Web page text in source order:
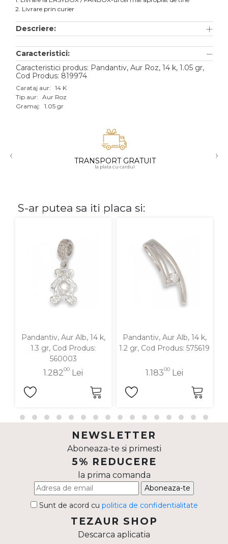
Pandantive
Accesorii
Aur galben
Aur alb
Aur roz
2. Livrare prin curier
Descriere:
Caracteristici:
Caracteristici produs: Pandantiv, Aur Roz, 14 k, 1.05 gr,
Cod Produs: 819974
Carataj aur: 14 K
Tip aur: Aur Roz
Gramaj: 1.05 gr
‹ TRANSPORT GRATUIT
la plata cu cardul
›
S-ar putea sa iti placa si:
Pandantiv, Aur Alb, 14 k,
1.3 gr, Cod Produs:
560003
1.28200 Lei
Pandantiv, Aur Alb, 14 k,
1.2 gr, Cod Produs: 575619
1.18300 Lei
NEWSLETTER
Aboneaza-te si primesti
5% REDUCERE
la prima comanda
Aboneaza-te
Sunt de acord cu politica de confidentialitate
TEZAUR SHOP
Descarca aplicatia